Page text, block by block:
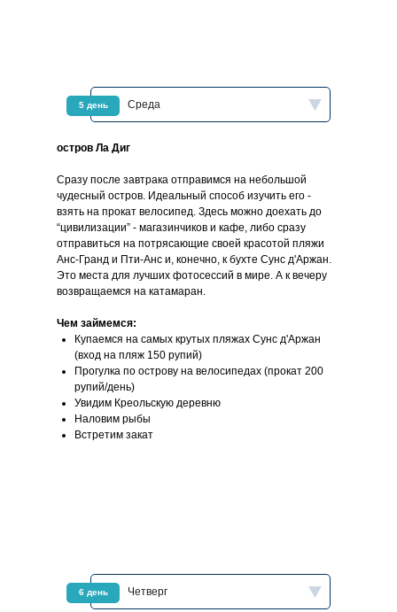
5 день Среда
остров Ла Диг
Сразу после завтрака отправимся на небольшой
чудесный остров. Идеальный способ изучить его -
взять на прокат велосипед. Здесь можно доехать до
“цивилизации” - магазинчиков и кафе, либо сразу
отправиться на потрясающие своей красотой пляжи
Анс-Гранд и Пти-Анс и, конечно, к бухте Сунс д'Аржан.
Это места для лучших фотосессий в мире. А к вечеру
возвращаемся на катамаран.
Чем займемся:
Купаемся на самых крутых пляжах Сунс д'Аржан
(вход на пляж 150 рупий)
Прогулка по острову на велосипедах (прокат 200
рупий/день)
Увидим Креольскую деревню
Наловим рыбы
Встретим закат
6 день Четверг